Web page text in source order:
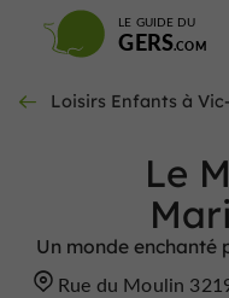
LE GUIDE DU
GERS
Loisirs Enfants à
Le
Un monde enchanté
Rue du Moulin